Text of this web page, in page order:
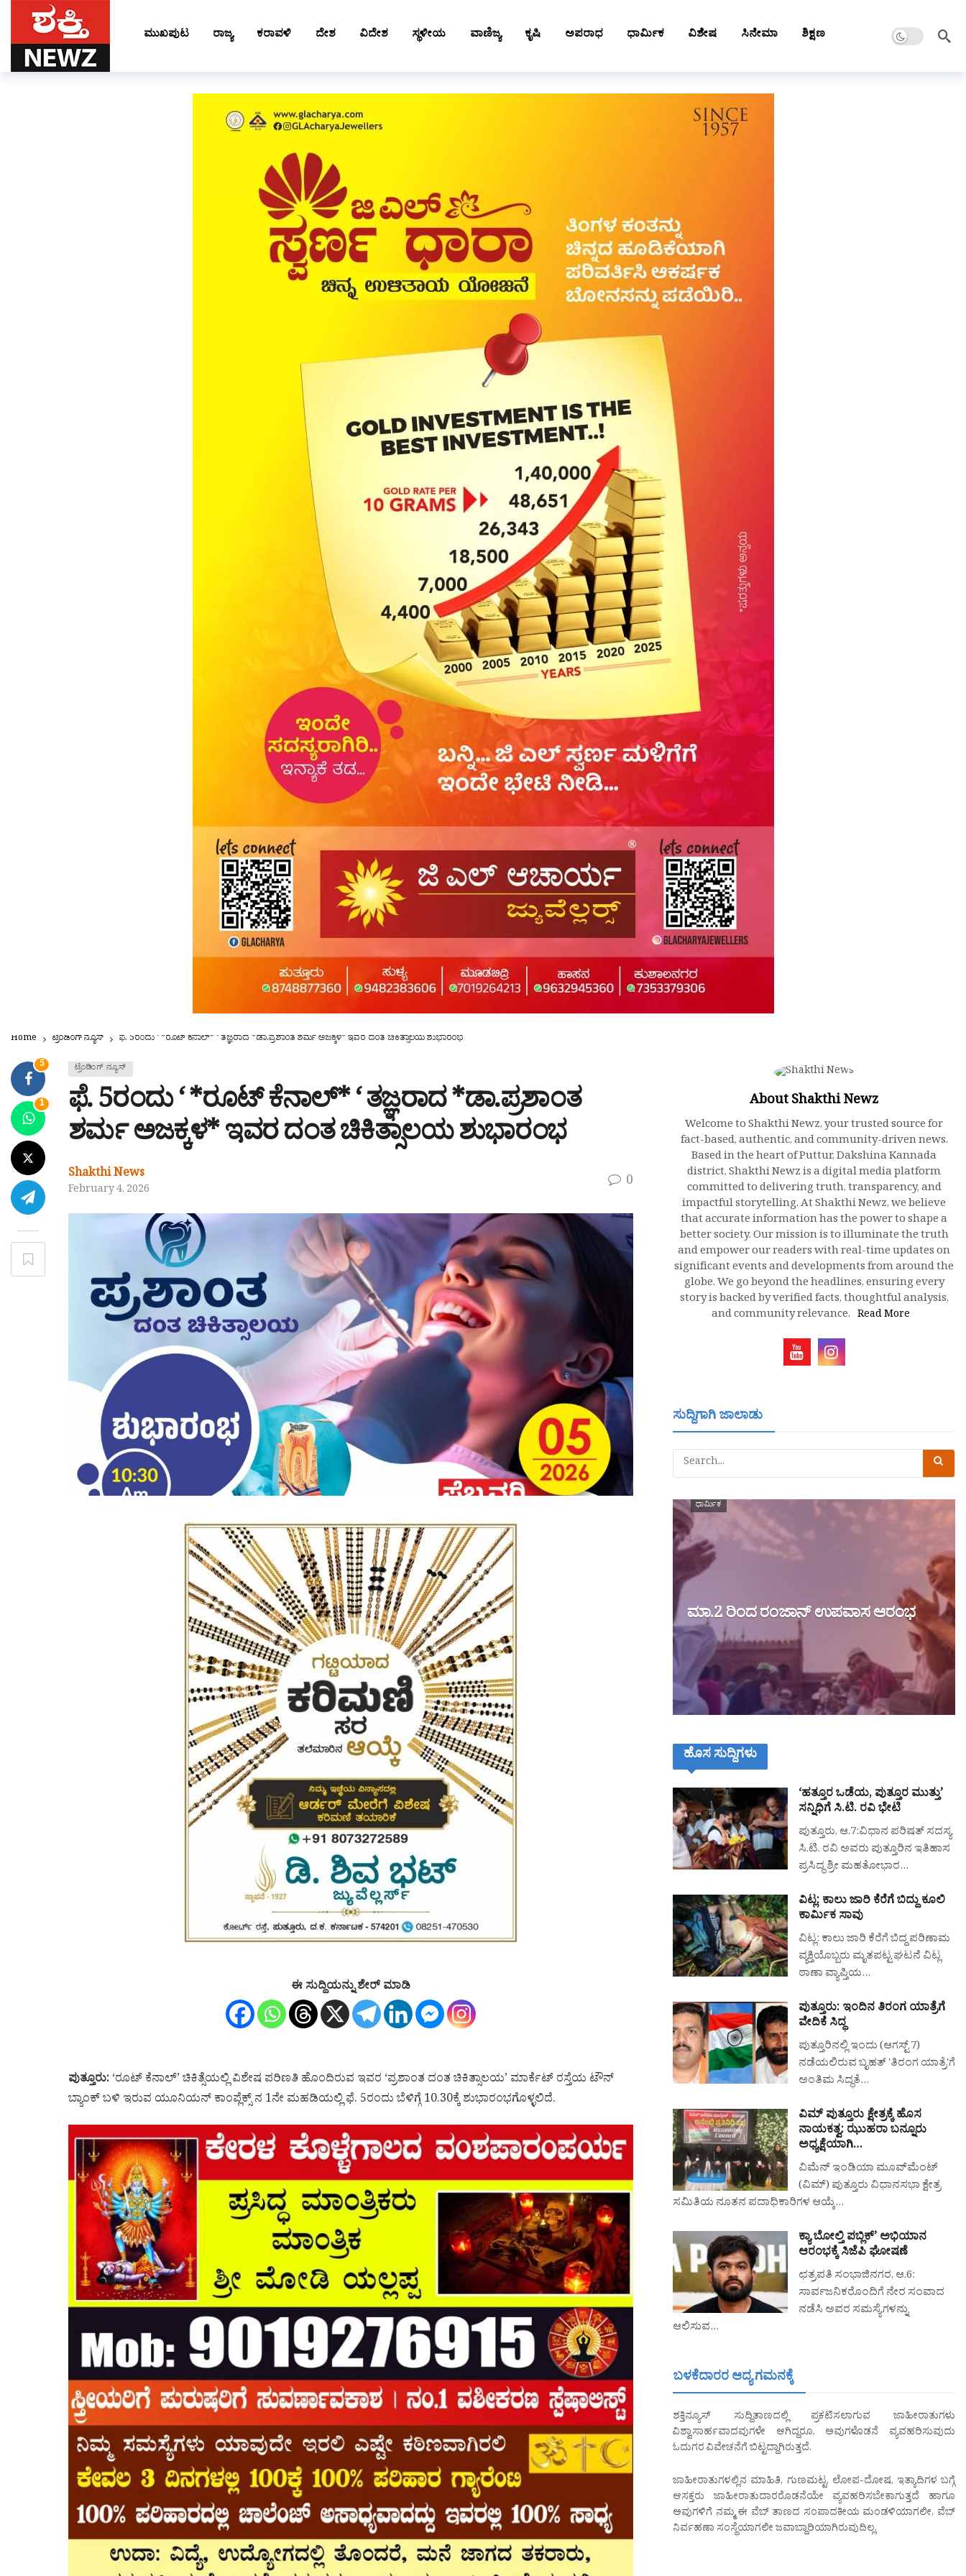
ಮುಖಪುಟ ರಾಜ್ಯ ಕರಾವಳಿ ದೇಶ ವಿದೇಶ ಸ್ಥಳೀಯ ವಾಣಿಜ್ಯ ಕೃಷಿ ಅಪರಾಧ ಧಾರ್ಮಿಕ ವಿಶೇಷ ಸಿನೇಮಾ ಶಿಕ್ಷಣ Dark mode
Home ಟ್ರೆಂಡಿಂಗ್ ನ್ಯೂಸ್ ಫೆ. 5ರಂದು ‘ *ರೂಟ್ ಕೆನಾಲ್* ‘ ತಜ್ಞರಾದ *ಡಾ.ಪ್ರಶಾಂತ ಶರ್ಮ ಅಜಕ್ಕಳ* ಇವರ ದಂತ ಚಿಕಿತ್ಸಾಲಯ ಶುಭಾರಂಭ
ಟ್ರೆಂಡಿಂಗ್ ನ್ಯೂಸ್
ಫೆ. 5ರಂದು ‘ *ರೂಟ್ ಕೆನಾಲ್* ‘ ತಜ್ಞರಾದ *ಡಾ.ಪ್ರಶಾಂತ
ಶರ್ಮ ಅಜಕ್ಕಳ* ಇವರ ದಂತ ಚಿಕಿತ್ಸಾಲಯ ಶುಭಾರಂಭ
Shakthi News
February 4, 2026 0
5
1
ಈ ಸುದ್ದಿಯನ್ನು ಶೇರ್ ಮಾಡಿ
ಪುತ್ತೂರು:‘ರೂಟ್ ಕೆನಾಲ್’ ಚಿಕಿತ್ಸೆಯಲ್ಲಿ ವಿಶೇಷ ಪರಿಣತಿ ಹೊಂದಿರುವ ಇವರ ‘ಪ್ರಶಾಂತ ದಂತ ಚಿಕಿತ್ಸಾಲಯ’ ಮಾರ್ಕೆಟ್ ರಸ್ತೆಯ ಟೌನ್
ಬ್ಯಾಂಕ್ ಬಳಿ ಇರುವ ಯೂನಿಯನ್ ಕಾಂಪ್ಲೆಕ್ಸ್ ನ 1ನೇ ಮಹಡಿಯಲ್ಲಿ ಫೆ. 5ರಂದು ಬೆಳಿಗ್ಗೆ 10.30ಕ್ಕೆ ಶುಭಾರಂಭಗೊಳ್ಳಲಿದೆ.
About Shakthi Newz
Welcome to Shakthi Newz, your trusted source for
fact-based, authentic, and community-driven news.
Based in the heart of Puttur, Dakshina Kannada
district, Shakthi Newz is a digital media platform
committed to delivering truth, transparency, and
impactful storytelling. At Shakthi Newz, we believe
that accurate information has the power to shape a
better society. Our mission is to illuminate the truth
and empower our readers with real-time updates on
significant events and developments from around the
globe. We go beyond the headlines, ensuring every
story is backed by verified facts, thoughtful analysis,
and community relevance. Read More
ಸುದ್ದಿಗಾಗಿ ಜಾಲಾಡು
ಧಾರ್ಮಿಕ
ಮಾ.2 ರಿಂದ ರಂಜಾನ್ ಉಪವಾಸ ಆರಂಭ
ಹೊಸ ಸುದ್ದಿಗಳು
‘ಹತ್ತೂರ ಒಡೆಯ, ಪುತ್ತೂರ ಮುತ್ತು’
ಸನ್ನಿಧಿಗೆ ಸಿ.ಟಿ. ರವಿ ಭೇಟಿ
ಪುತ್ತೂರು, ಆ.7:ವಿಧಾನ ಪರಿಷತ್ ಸದಸ್ಯ
ಸಿ.ಟಿ. ರವಿ ಅವರು ಪುತ್ತೂರಿನ ಇತಿಹಾಸ
ಪ್ರಸಿದ್ಧ ಶ್ರೀ ಮಹತೋಭಾರ…
ವಿಟ್ಲ: ಕಾಲು ಜಾರಿ ಕೆರೆಗೆ ಬಿದ್ದು ಕೂಲಿ
ಕಾರ್ಮಿಕ ಸಾವು
ವಿಟ್ಲ: ಕಾಲು ಜಾರಿ ಕೆರೆಗೆ ಬಿದ್ದ ಪರಿಣಾಮ
ವ್ಯಕ್ತಿಯೊಬ್ಬರು ಮೃತಪಟ್ಟ ಘಟನೆ ವಿಟ್ಲ
ಠಾಣಾ ವ್ಯಾಪ್ತಿಯ…
ಪುತ್ತೂರು: ಇಂದಿನ ತಿರಂಗ ಯಾತ್ರೆಗೆ
ವೇದಿಕೆ ಸಿದ್ಧ
ಪುತ್ತೂರಿನಲ್ಲಿ ಇಂದು (ಆಗಸ್ಟ್ 7)
ನಡೆಯಲಿರುವ ಬೃಹತ್ 'ತಿರಂಗ ಯಾತ್ರೆ'ಗೆ
ಅಂತಿಮ ಸಿದ್ಧತೆ…
ವಿಮ್ ಪುತ್ತೂರು ಕ್ಷೇತ್ರಕ್ಕೆ ಹೊಸ
ನಾಯಕತ್ವ: ಝುಹರಾ ಬನ್ನೂರು
ಅಧ್ಯಕ್ಷೆಯಾಗಿ…
ವಿಮೆನ್ ಇಂಡಿಯಾ ಮೂವ್‌ಮೆಂಟ್
(ವಿಮ್) ಪುತ್ತೂರು ವಿಧಾನಸಭಾ ಕ್ಷೇತ್ರ
ಸಮಿತಿಯ ನೂತನ ಪದಾಧಿಕಾರಿಗಳ ಆಯ್ಕೆ…
ಕ್ಯಾ ಬೋಲ್ತಿ ಪಬ್ಲಿಕ್’ ಅಭಿಯಾನ
ಆರಂಭಕ್ಕೆ ಸಿಜೆಪಿ ಘೋಷಣೆ
ಛತ್ರಪತಿ ಸಂಭಾಜಿನಗರ, ಆ.6:
ಸಾರ್ವಜನಿಕರೊಂದಿಗೆ ನೇರ ಸಂವಾದ
ನಡೆಸಿ ಅವರ ಸಮಸ್ಯೆಗಳನ್ನು
ಆಲಿಸುವ…
ಬಳಕೆದಾರರ ಆದ್ಯ ಗಮನಕ್ಕೆ
ಶಕ್ತಿನ್ಯೂಸ್ ಸುದ್ದಿತಾಣದಲ್ಲಿ ಪ್ರಕಟಿಸಲಾಗುವ ಜಾಹೀರಾತುಗಳು
ವಿಶ್ವಾಸಾರ್ಹವಾದವುಗಳೇ ಆಗಿದ್ದರೂ, ಅವುಗಳೊಡನೆ ವ್ಯವಹರಿಸುವುದು
ಓದುಗರ ವಿವೇಚನೆಗೆ ಬಿಟ್ಟದ್ದಾಗಿರುತ್ತದೆ.
ಜಾಹೀರಾತುಗಳಲ್ಲಿನ ಮಾಹಿತಿ, ಗುಣಮಟ್ಟ, ಲೋಪ-ದೋಷ, ಇತ್ಯಾದಿಗಳ ಬಗ್ಗೆ
ಆಸಕ್ತರು ಜಾಹೀರಾತುದಾರರೊಡನೆಯೇ ವ್ಯವಹರಿಸಬೇಕಾಗುತ್ತದೆ ಹಾಗೂ
ಅವುಗಳಿಗೆ ನಮ್ಮ ಈ ವೆಬ್ ತಾಣದ ಸಂಪಾದಕೀಯ ಮಂಡಳಿಯಾಗಲೀ, ವೆಬ್
ನಿರ್ವಹಣಾ ಸಂಸ್ಥೆಯಾಗಲೀ ಜವಾಬ್ದಾರಿಯಾಗಿರುವುದಿಲ್ಲ.